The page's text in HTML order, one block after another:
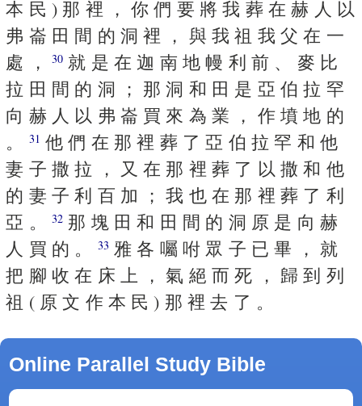
本 民 ) 那 裡 ， 你 們 要 將 我 葬 在 赫 人 以
弗 崙 田 間 的 洞 裡 ， 與 我 祖 我 父 在 一
處 ，
30 就 是 在 迦 南 地 幔 利 前 、 麥 比
拉 田 間 的 洞 ； 那 洞 和 田 是 亞 伯 拉 罕
向 赫 人 以 弗 崙 買 來 為 業 ， 作 墳 地 的
。
31 他 們 在 那 裡 葬 了 亞 伯 拉 罕 和 他
妻 子 撒 拉 ， 又 在 那 裡 葬 了 以 撒 和 他
的 妻 子 利 百 加 ； 我 也 在 那 裡 葬 了 利
亞 。
32 那 塊 田 和 田 間 的 洞 原 是 向 赫
人 買 的 。
33 雅 各 囑 咐 眾 子 已 畢 ， 就
把 腳 收 在 床 上 ， 氣 絕 而 死 ， 歸 到 列
祖 ( 原 文 作 本 民 ) 那 裡 去 了 。
Online Parallel Study Bible